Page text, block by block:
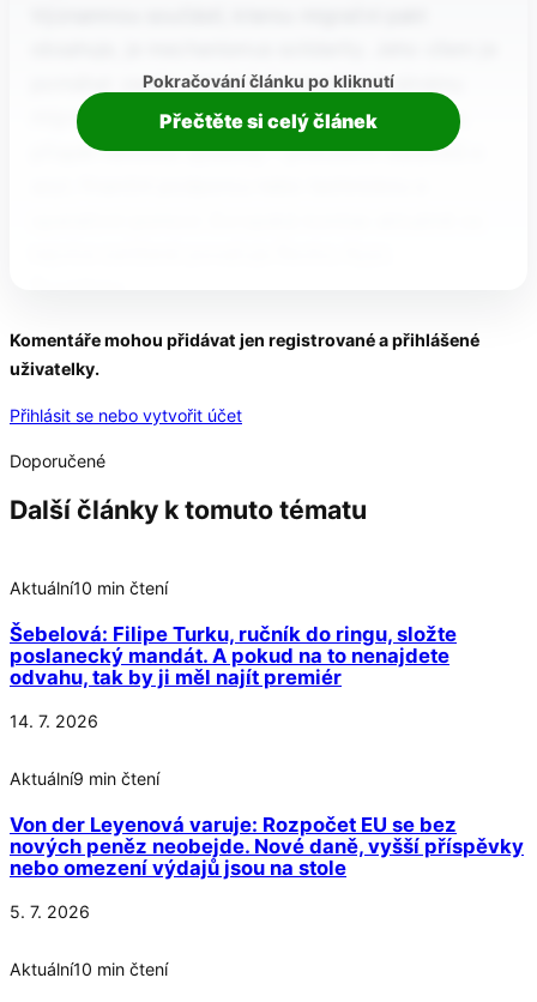
pomáhat zemím, které čelí mimořádně silnému
migračnímu tlaku. Ostatní členské státy mohou
přispět několika způsoby – převzetím žadatelů o
Pokračování článku po kliknutí
Přečtěte si celý článek
Komentáře mohou přidávat jen registrované a přihlášené
uživatelky.
Přihlásit se nebo vytvořit účet
Doporučené
Další články k tomuto tématu
Aktuální10 min čtení
Šebelová: Filipe Turku, ručník do ringu, složte
poslanecký mandát. A pokud na to nenajdete
odvahu, tak by ji měl najít premiér
14. 7. 2026
Aktuální9 min čtení
Von der Leyenová varuje: Rozpočet EU se bez
nových peněz neobejde. Nové daně, vyšší příspěvky
nebo omezení výdajů jsou na stole
5. 7. 2026
Aktuální10 min čtení